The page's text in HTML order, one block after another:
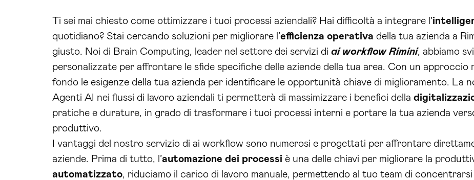
Ti sei mai chiesto come ottimizzare i tuoi processi aziendali? Hai difficoltà a integrare l’
quotidiano? Stai cercando soluzioni per migliorare l’efficienza operativa della tua azienda a
giusto. Noi di Brain Computing, leader nel settore dei servizi di ai workflow Rimini, abbiamo
personalizzate per affrontare le sfide specifiche delle aziende della tua area. Con un approccio
fondo le esigenze della tua azienda per identificare le opportunità chiave di miglioramento. La
Agenti AI nei flussi di lavoro aziendali ti permetterà di massimizzare i benefici della
pratiche e durature, in grado di trasformare i tuoi processi interni e portare la tua azienda
produttivo.
I vantaggi del nostro servizio di ai workflow sono numerosi e progettati per affrontare
aziende. Prima di tutto, l’automazione dei processi è una delle chiavi per migliorare la
automatizzato, riduciamo il carico di lavoro manuale, permettendo al tuo team di